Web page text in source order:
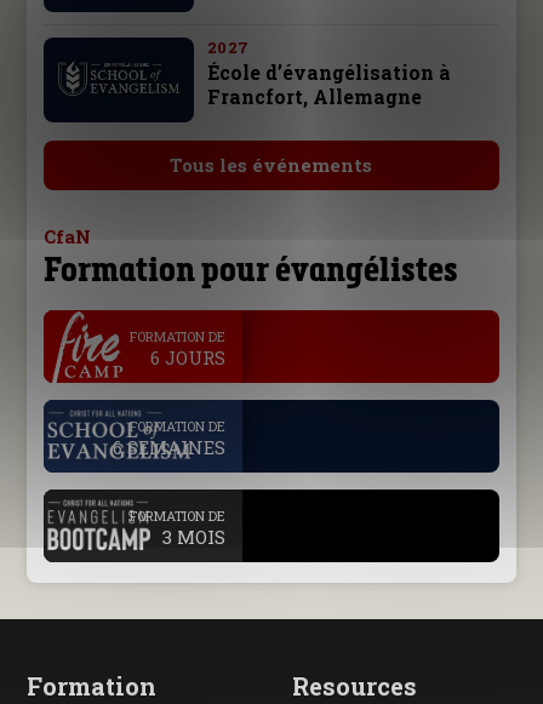
2027
École d’évangélisation à
Francfort, Allemagne
Tous les événements
CfaN
Formation pour évangélistes
FORMATION DE
6 JOURS
FORMATION DE
6 SEMAINES
. FORMATION DE
3 MOIS
Formation Resources